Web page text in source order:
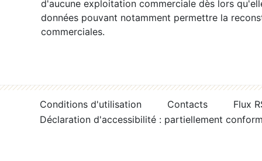
d'aucune exploitation commerciale dès lors
données pouvant notamment permettre la
commerciales.
Conditions d'utilisation Contacts
Flux
Déclaration d'accessibilité : partiellement